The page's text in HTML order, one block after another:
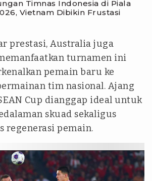
Timnas Indonesia di Piala
Vietnam Dibikin Frustasi
prestasi, Australia juga
turnamen ini
pemain baru ke
tim nasional. Ajang
Cup dianggap ideal untuk
skuad sekaligus
regenerasi pemain.